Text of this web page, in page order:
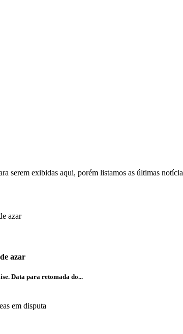
serem exibidas aqui, porém listamos as últimas
azar
Data para retomada do...